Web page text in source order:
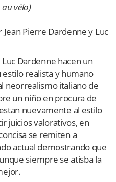
vélo)
Pierre Dardenne y Luc
Dardenne hacen un
realista y humano
neorrealismo italiano de
un niño en procura de
nuevamente al estilo
juicios valorativos, en
se remiten a
actual demostrando que
siempre se atisba la